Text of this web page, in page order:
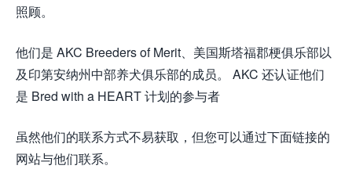
照顾。
他们是 AKC Breeders of Merit、美国斯塔福郡梗俱乐部以
及印第安纳州中部养犬俱乐部的成员。 AKC 还认证他们
是 Bred with a HEART 计划的参与者
虽然他们的联系方式不易获取，但您可以通过下面链接的
网站与他们联系。